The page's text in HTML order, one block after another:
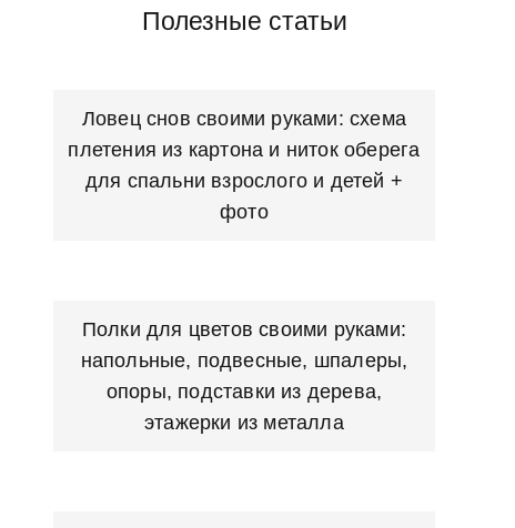
Полезные статьи
Ловец снов своими руками: схема
плетения из картона и ниток оберега
для спальни взрослого и детей +
фото
Полки для цветов своими руками:
напольные, подвесные, шпалеры,
опоры, подставки из дерева,
этажерки из металла